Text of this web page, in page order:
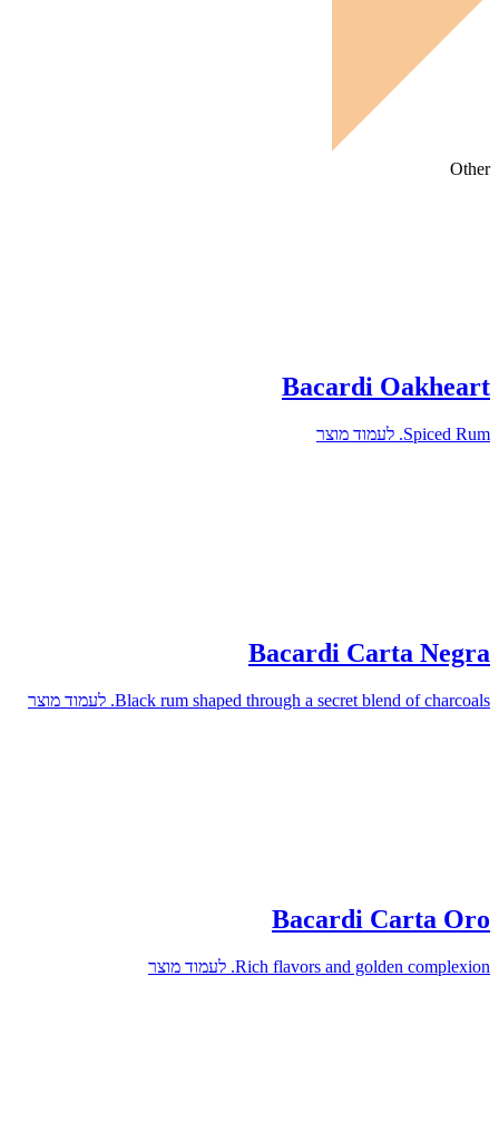
Other
Bacardi Oakheart
Spiced Rum. לעמוד מוצר
Bacardi Carta Negra
Black rum shaped through a secret blend of charcoals. לעמוד מוצר
Bacardi Carta Oro
Rich flavors and golden complexion. לעמוד מוצר